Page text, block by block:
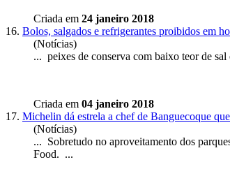
Criada em 24 janeiro 2018
16. Bolos, salgados e refrigerantes proibidos em
(Notícias)
... peixes de conserva com baixo teor de sal
Criada em 04 janeiro 2018
17. Michelin dá estrela a chef de Banguecoque
(Notícias)
... Sobretudo no aproveitamento dos
Food. ...